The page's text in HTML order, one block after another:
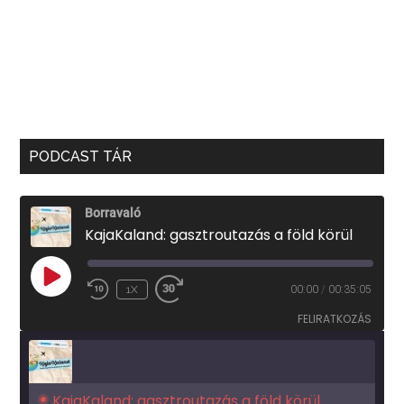
PODCAST TÁR
Borravaló
KajaKaland: gasztroutazás a föld körül
PLAY
EPISODE
1X 00:00 / 00:35:05
FELIRATKOZÁS